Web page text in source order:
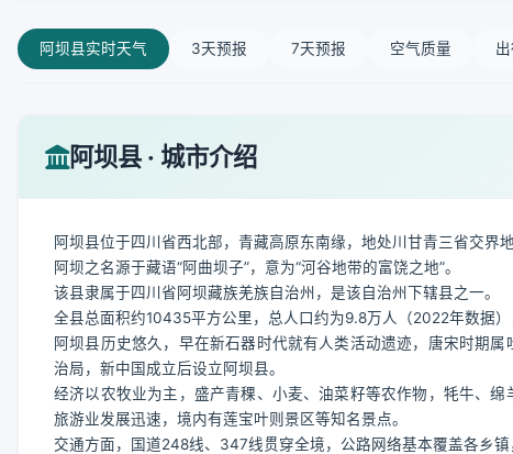
阿坝县实时天气 3天预报 7天预报 空气质量
阿坝县 · 城市介绍
阿坝县位于四川省西北部，青藏高原东南缘，地处川甘青三省交界
阿坝之名源于藏语“阿曲坝子”，意为“河谷地带的富饶之地”。
该县隶属于四川省阿坝藏族羌族自治州，是该自治州下辖县之一。
全县总面积约10435平方公里，总人口约为9.8万人（2022年数据
阿坝县历史悠久，早在新石器时代就有人类活动遗迹，唐宋时期
治局，新中国成立后设立阿坝县。
经济以农牧业为主，盛产青稞、小麦、油菜籽等农作物，牦牛、
旅游业发展迅速，境内有莲宝叶则景区等知名景点。
交通方面，国道248线、347线贯穿全境，公路网络基本覆盖各乡